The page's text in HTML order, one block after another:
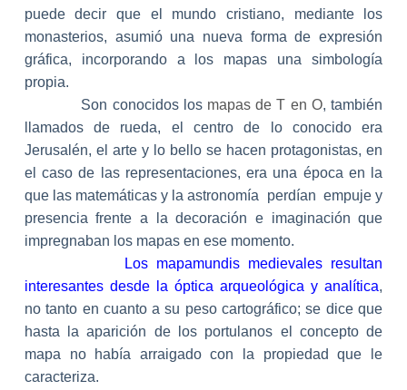
puede decir que el mundo cristiano, mediante los
monasterios, asumió una nueva forma de expresión
gráfica, incorporando a los mapas una simbología
propia.
Son conocidos los mapas de T en O, también
llamados de rueda, el centro de lo conocido era
Jerusalén, el arte y lo bello se hacen protagonistas, en
el caso de las representaciones, era una época en la
que las matemáticas y la astronomía
perdían empuje y
presencia frente a la decoración e imaginación que
impregnaban los mapas en ese momento.
Los mapamundis medievales resultan
interesantes desde la óptica arqueológica y analítica,
no tanto en cuanto a su peso cartográfico; se dice que
hasta la aparición de los portulanos el concepto de
mapa no había arraigado con la propiedad que le
caracteriza.